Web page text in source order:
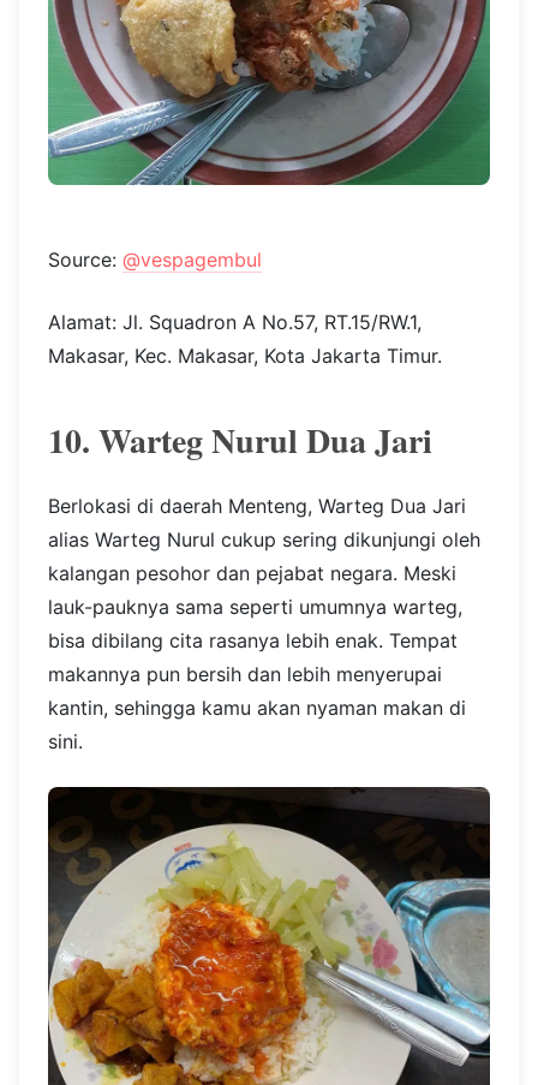
Source: @vespagembul
Alamat: Jl. Squadron A No.57, RT.15/RW.1,
Makasar, Kec. Makasar, Kota Jakarta Timur.
10. Warteg Nurul Dua Jari
Berlokasi di daerah Menteng, Warteg Dua Jari
alias Warteg Nurul cukup sering dikunjungi oleh
kalangan pesohor dan pejabat negara. Meski
lauk-pauknya sama seperti umumnya warteg,
bisa dibilang cita rasanya lebih enak. Tempat
makannya pun bersih dan lebih menyerupai
kantin, sehingga kamu akan nyaman makan di
sini.